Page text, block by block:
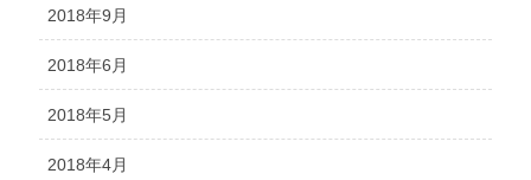
2018年9月
2018年6月
2018年5月
2018年4月